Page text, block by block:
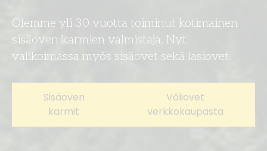
Olemme yli 30 vuotta toiminut kotimainen
sisäoven karmien valmistaja. Nyt
valikoimassa myös sisäovet sekä lasiovet.
Sisäoven
karmit
Väliovet
verkkokaupasta